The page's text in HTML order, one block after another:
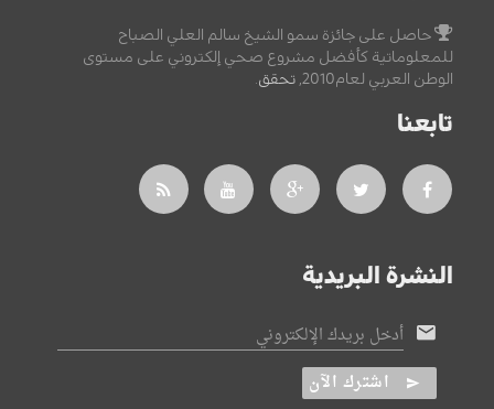
حاصل على جائزة سمو الشيخ سالم العلي الصباح
للمعلوماتية كأفضل مشروع صحي إلكتروني على مستوى
الوطن العربي لعام2010,
تحقق.
تابعنا
النشرة البريدية
أدخل بريدك الإلكتروني
اشترك الآن